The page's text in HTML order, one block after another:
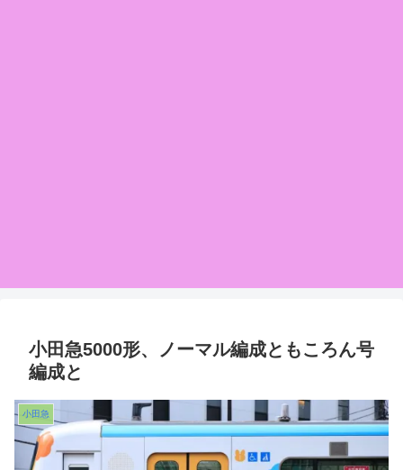
小田急5000形、ノーマル編成ともころん号
編成と
小田急